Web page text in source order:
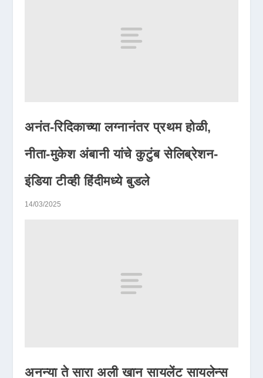
अनंत-रिदिकाच्या लग्नानंतर प्रथम होळी,
नीता-मुकेश अंबानी यांचे कुटुंब सेलिब्रेशन-
इंडिया टीव्ही हिंदीमध्ये बुडले
14/03/2025
अनन्या ते सारा अली खान सायलेंट सायलेन्स